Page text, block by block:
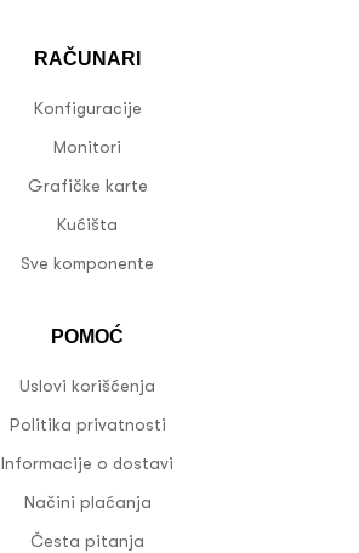
RAČUNARI
Konfiguracije
Monitori
Grafičke karte
Kućišta
Sve komponente
POMOĆ
Uslovi korišćenja
Politika privatnosti
Informacije o dostavi
Načini plaćanja
Česta pitanja